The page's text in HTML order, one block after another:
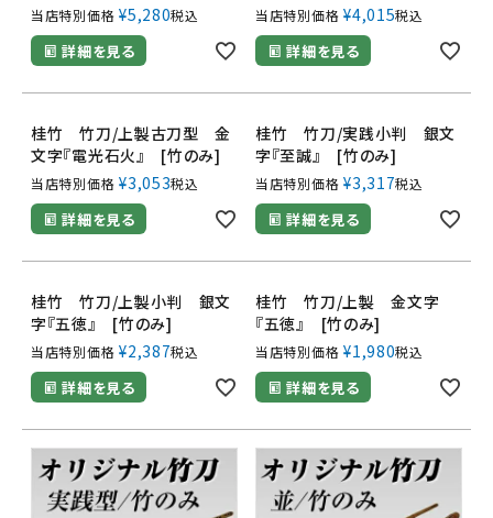
当店特別価格 ¥5,280税込
詳細を見る
当店特別価格 ¥4,015税込
詳細を見る
桂竹 竹刀/上製古刀型 金
文字『電光石火』 [竹のみ]
当店特別価格 ¥3,053税込
詳細を見る
桂竹 竹刀/実践小判 銀文
字『至誠』 [竹のみ]
当店特別価格 ¥3,317税込
詳細を見る
桂竹 竹刀/上製小判 銀文
字『五徳』 [竹のみ]
当店特別価格 ¥2,387税込
詳細を見る
桂竹 竹刀/上製 金文字
『五徳』 [竹のみ]
当店特別価格 ¥1,980税込
詳細を見る